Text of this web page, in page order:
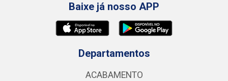
Baixe já nosso APP
Departamentos
ACABAMENTO